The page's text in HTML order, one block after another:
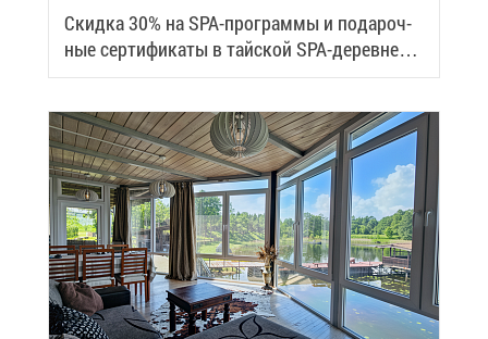
Скид­ка 30% на SPA-про­грам­мы и по­да­роч­
ные сер­ти­фи­ка­ты в тай­ской SPA-де­ревне
Samui